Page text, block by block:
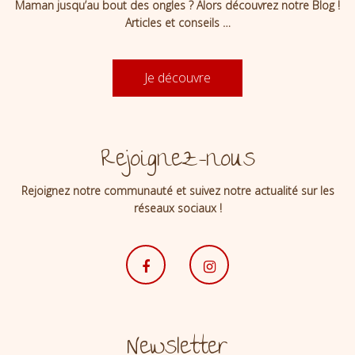
Maman jusqu’au bout des ongles ? Alors découvrez notre Blog !
Articles et conseils …
Je découvre
Rejoignez-nous
Rejoignez notre communauté et suivez notre actualité sur les
réseaux sociaux !